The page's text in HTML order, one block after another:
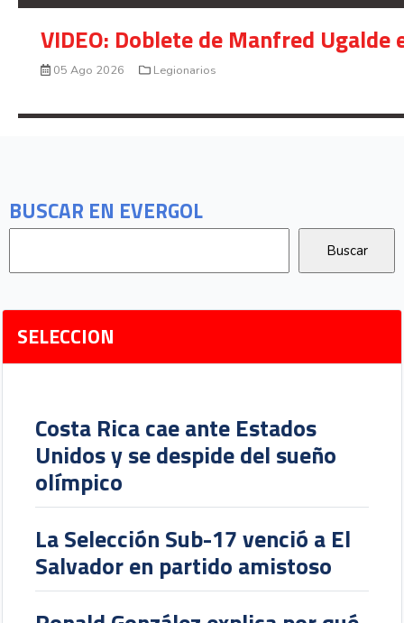
BUSCAR EN EVERGOL
SELECCION
Costa Rica cae ante Estados
Unidos y se despide del sueño
olímpico
La Selección Sub-17 venció a El
Salvador en partido amistoso
VIDEO: Doblete de Manfred
05 Ago 2026 Legionarios